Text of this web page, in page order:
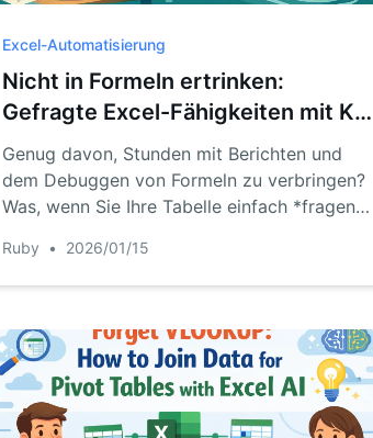
Excel-Automatisierung
Nicht in Formeln ertrinken:
Gefragte Excel-Fähigkeiten mit KI
meistern
Genug davon, Stunden mit Berichten und
dem Debuggen von Formeln zu verbringen?
Was, wenn Sie Ihre Tabelle einfach *fragen*
Datenanalyse revolutioniert und komplexe
Aufgaben wie das Erstellen von Pivot Tables
verwandelt.
Ruby • 2026/01/15